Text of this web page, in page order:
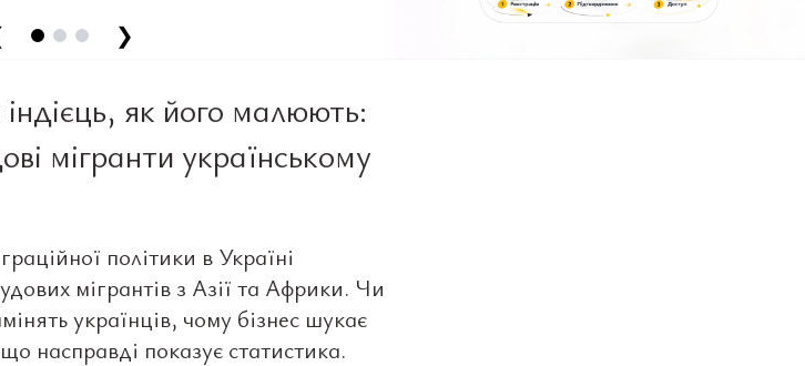
❯
як його малюють:
мігранти українському
політики в Україні
мігрантів з Азії та Африки. Чи
українців, чому бізнес шукає
насправді показує статистика.